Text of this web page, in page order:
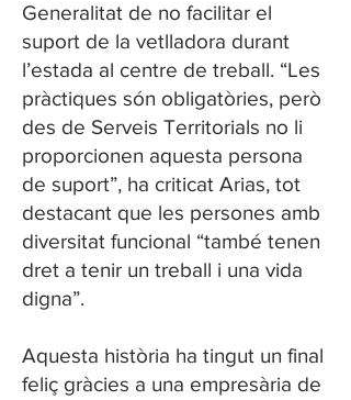
Generalitat de no facilitar el
suport de la vetlladora durant
l’estada al centre de treball. “Les
pràctiques són obligatòries, però
des de Serveis Territorials no li
proporcionen aquesta persona
de suport”, ha criticat Arias,­ tot
destacant que les persones amb
diversitat funcional “també tenen
dret a tenir un treball i una vida
digna”.
Aquesta història ha tingut un final
feliç gràcies a una empresària de